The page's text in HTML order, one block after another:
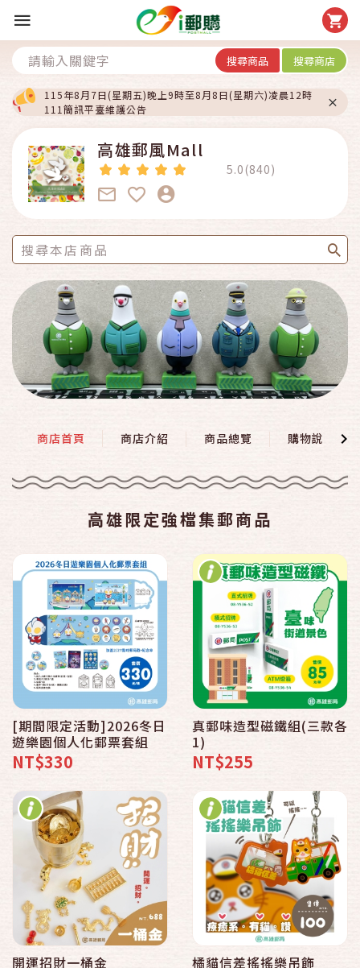
搜尋商品 搜尋商店
115年8月7日(星期五)晚上9時至8月8日(星期六)凌晨12時
111簡訊平臺維護公告
高雄郵風Mall
5.0(840)
商店首頁 商店介紹 商品總覽 購物說明
高雄限定強檔集郵商品
[期間限定活動]2026冬日
遊樂園個人化郵票套組
NT$330
真郵味造型磁鐵組(三款各
1)
NT$255
開運招財一桶金 橘貓信差搖搖樂吊飾